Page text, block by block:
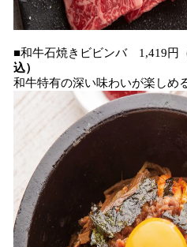
■和牛石焼きビビンバ 1,419円
込）
和牛特有の深い味わいが楽しめ